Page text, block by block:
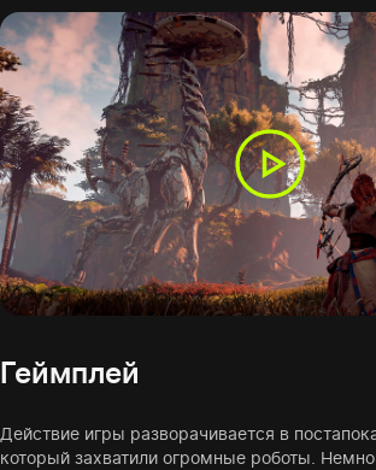
Геймплей
Действие игры разворачивается в
который захватили огромные роботы.